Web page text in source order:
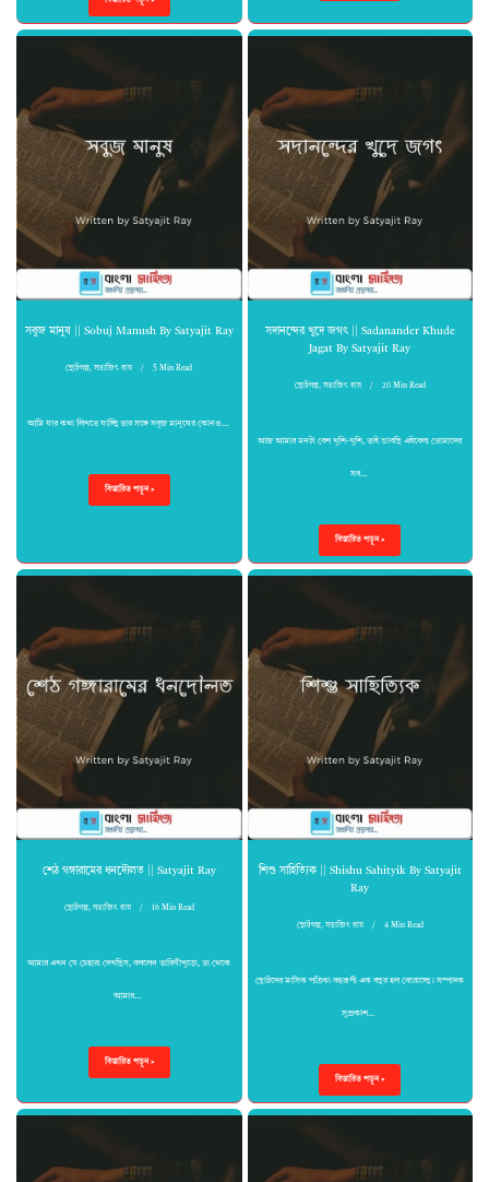
সবুজ মানুষ || Sobuj Manush By Satyajit Ray
ছোটগল্প,সত্যজিৎ রায় 5 Min Read
আমি যার কথা লিখতে যাচ্ছি তার সঙ্গে সবুজ মানুষের কোনও…
বিস্তারিত পড়ুন »
সদানন্দের খুদে জগৎ || Sadanander Khude
Jagat By Satyajit Ray
ছোটগল্প, সত্যজিৎ রায় 20 Min Read
আজ আমার মনটা বেশ খুশি-খুশি, তাই ভাবছি এইবেলা তোমাদের
সব…
বিস্তারিত পড়ুন »
শেঠ গঙ্গারামের ধনদৌলত || Satyajit Ray
ছোটগল্প, সত্যজিৎ রায় 16 Min Read
আমার এখন যে চেহারা দেখছিস, বললেন তারিণীখুড়ো, তা থেকে
আমার…
বিস্তারিত পড়ুন »
শিশু সাহিত্যিক || Shishu Sahityik By Satyajit
Ray
ছোটগল্প, সত্যজিৎ রায় 4 Min Read
ছোটদের মাসিক পত্রিকা বহুরূপী এক বছর হল বেরোচ্ছে। সম্পাদক
সুপ্রকাশ…
বিস্তারিত পড়ুন »